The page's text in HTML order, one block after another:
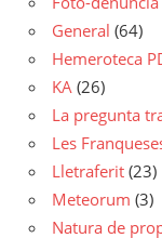
General (64)
Hemeroteca
KA (26)
La pregunta
Les
Lletraferit (23)
Meteorum (3)
Natura de